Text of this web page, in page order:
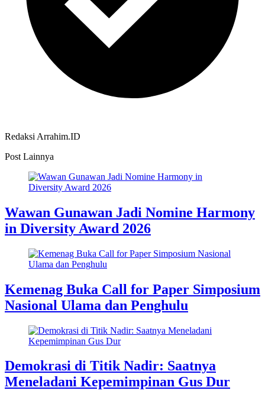
Redaksi Arrahim.ID
Post Lainnya
Wawan Gunawan Jadi Nomine Harmony
in Diversity Award 2026
Kemenag Buka Call for Paper Simposium
Nasional Ulama dan Penghulu
Demokrasi di Titik Nadir: Saatnya
Meneladani Kepemimpinan Gus Dur